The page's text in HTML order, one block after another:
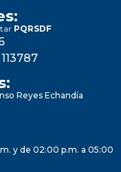
PQRSDF
113787
Reyes Echandía
y de 02:00 p.m. a 05:00